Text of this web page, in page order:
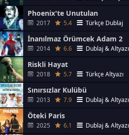
Phoenix'te Unutulan
2017 5.4 Türkçe Dublaj
İnanılmaz Örümcek Adam 2
2014 6.6 Dublaj & Altyazı
Riskli Hayat
2018 5.7 Türkçe Altyazı
Sınırsızlar Kulübü
2013 7.9 Dublaj & Altyazı
Öteki Paris
2025 6.1 Dublaj & Altyazı